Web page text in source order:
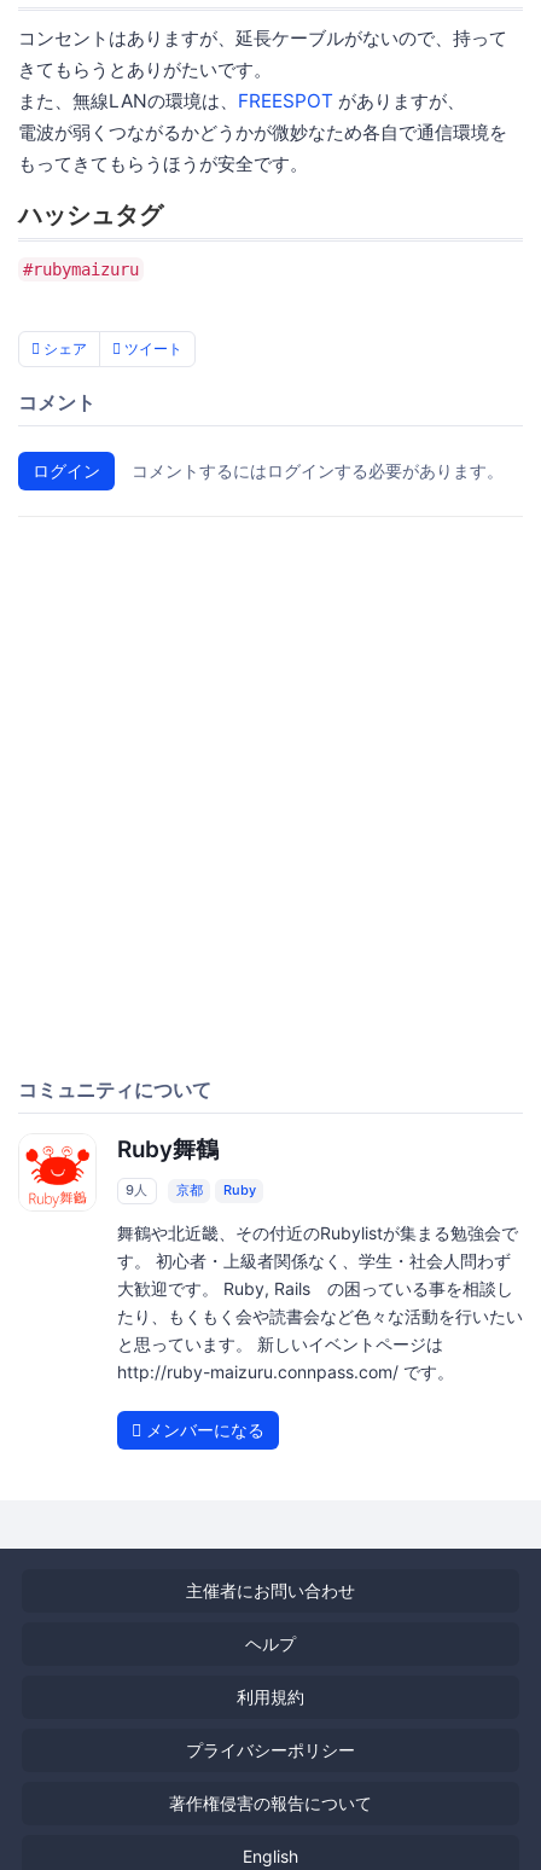
コンセントはありますが、延長ケーブルがないので、持って
きてもらうとありがたいです。
また、無線LANの環境は、 FREESPOT がありますが、
電波が弱くつながるかどうかが微妙なため各自で通信環境を
もってきてもらうほうが安全です。
ハッシュタグ
#rubymaizuru
シェア ツイート
コメント
ログイン コメントするにはログインする必要があります。
コミュニティについて
Ruby舞鶴
9人 京都 Ruby
舞鶴や北近畿、その付近のRubylistが集まる勉強会で
す。 初心者・上級者関係なく、学生・社会人問わず
大歓迎です。 Ruby, Rails の困っている事を相談し
たり、もくもく会や読書会など色々な活動を行いたい
と思っています。 新しいイベントページは
http://ruby-maizuru.connpass.com/ です。
メンバーになる
主催者にお問い合わせ
ヘルプ
利用規約
プライバシーポリシー
著作権侵害の報告について
English